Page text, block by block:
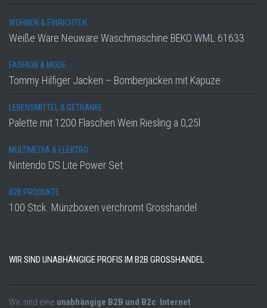
WOHNEN & EINRICHTEN
Weiße Ware Neuware Waschmaschine BEKO WML 61633
FASHION & MODE
Tommy Hilfiger Jacken – Bomberjacken mit Kapuze
LEBENSMITTEL & GETRÄNKE
Palette mit 1200 Flaschen Wein Riesling a 0,25l
MULTIMEDIA & ELEKTRO
Nintendo DS Lite Power Set
B2B PRODUKTE
100 Stck. Münzboxen verchromt Grosshandel
WIR SIND UNABHÄNGIGE PROFIS IM B2B GROSSHANDEL
Wir sind eine unabhängige B2B und B2c Internet